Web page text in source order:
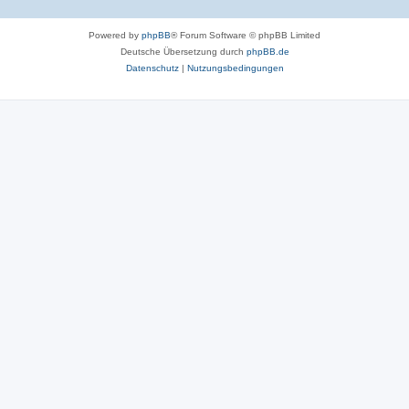
Powered by phpBB® Forum Software © phpBB Limited
Deutsche Übersetzung durch phpBB.de
Datenschutz| Nutzungsbedingungen